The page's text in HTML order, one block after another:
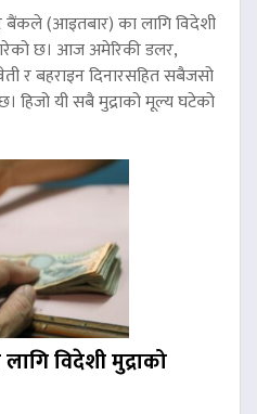
बैंकले (आइतबार) का लागि विदेशी
गरेको छ। आज अमेरिकी डलर,
र बहराइन दिनारसहित सबैजसो
हिजो यी सबै मुद्राको मूल्य घटेको
विदेशी मुद्राको